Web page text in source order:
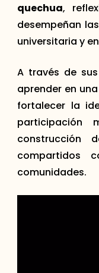
quechua,
desempeñan
universitaria y
A través de
aprender en
fortalecer la
participación
construcción
compartidos
comunidades.